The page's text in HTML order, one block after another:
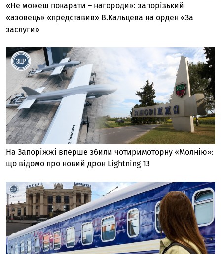
«Не можеш покарати – нагороди»: запорізький
«азовець» «представив» В.Кальцева на орден «За
заслуги»
На Запоріжжі вперше збили чотиримоторну «Молнію»:
що відомо про новий дрон Lightning 13